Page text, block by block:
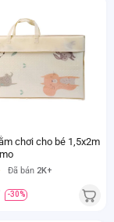
chơi cho bé 1,5x2m
Đã bán 2K+
-30%